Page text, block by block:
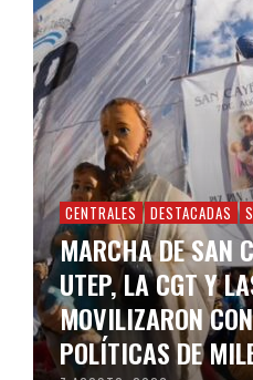
CENTRALES DESTACADAS
MARCHA DE SAN
UTEP, LA CGT Y
MOVILIZARON
POLÍTICAS DE